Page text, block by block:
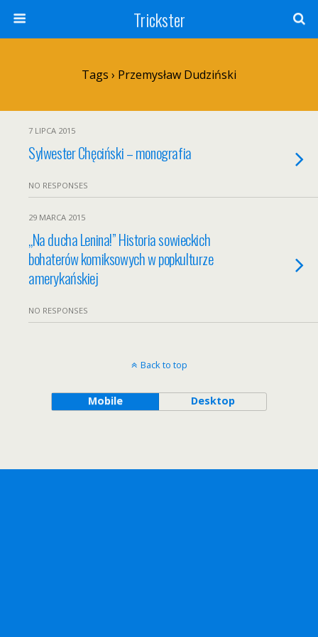
Trickster
Tags › Przemysław Dudziński
7 LIPCA 2015
Sylwester Chęciński – monografia
NO RESPONSES
29 MARCA 2015
„Na ducha Lenina!” Historia sowieckich
bohaterów komiksowych w popkulturze
amerykańskiej
NO RESPONSES
Back to top
Mobile Desktop